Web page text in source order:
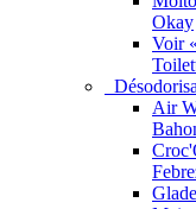
Okay
Voir
Air
Glade